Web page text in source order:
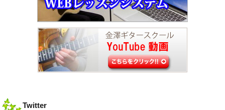
Twitter